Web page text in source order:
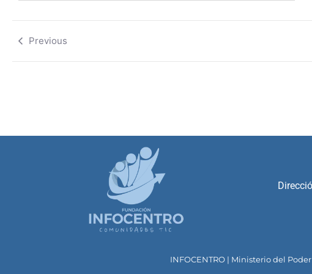
Previous
INFOCENTRO | Ministerio del